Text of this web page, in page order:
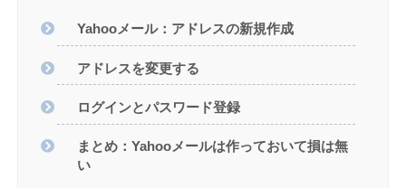
Yahooメール：アドレスの新規作成
アドレスを変更する
ログインとパスワード登録
まとめ：Yahooメールは作っておいて損は無
い